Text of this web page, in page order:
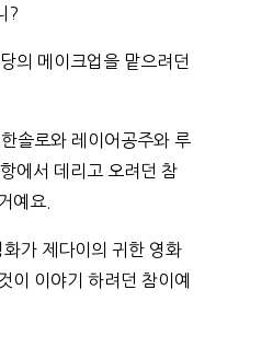
?
의 메이크업을 맡으려던
솔로와 레이어공주와 루
에서 데리고 오려던 참
예요.
가 제다이의 귀한 영화
이 이야기 하려던 참이예